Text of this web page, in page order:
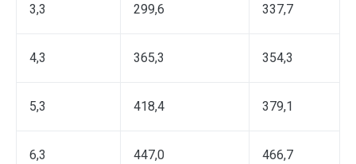
3,3 299,6 337,7
4,3 365,3 354,3
5,3 418,4 379,1
6,3 447,0 466,7